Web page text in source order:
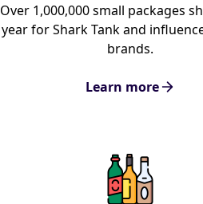
Over 1,000,000 small packages
year for Shark Tank and
brands.
Learn more